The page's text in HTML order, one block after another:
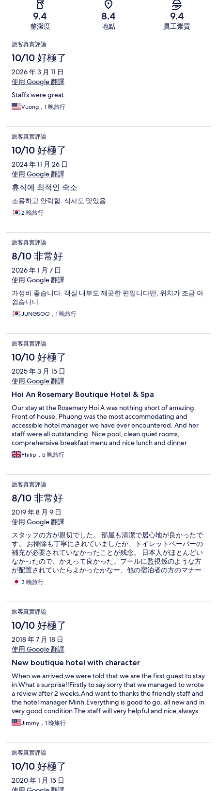
9.4
整潔度
8.4
地點
9.4
員工素質
評
論
旅客真實評論
10/10 好極了
2026 年 3 月 11 日
使用 Google 翻譯
Staffs were great.
Vuong，1 晚旅行
旅客真實評論
10/10 好極了
2024 年 11 月 26 日
使用 Google 翻譯
휴식에 최적인 숙소
조용하고 안락함. 식사도 맛있음.
2 晚旅行
旅客真實評論
8/10 非常好
2026 年 1 月 7 日
使用 Google 翻譯
가성비 좋습니다. 객실 내부도 깨끗한 편입니다만, 위치가 조금 아
쉽습니다.
JUNGSOO，1 晚旅行
旅客真實評論
10/10 好極了
2025 年 3 月 15 日
使用 Google 翻譯
Hoi An Rosemary Boutique Hotel & Spa
Our stay at the Rosemary Hoi A was nothing short of amazing.
Front of house, Phuong was the most accommodating and
accessible hotel manager we have ever encountered. And her
staff were all outstanding. Nice pool, clean quiet rooms,
comprehensive breakfast menu and nice lunch and dinner
menu. Highly recommend this hotel if you are staying in Hoi An.
Philip，5 晚旅行
旅客真實評論
8/10 非常好
2019 年 8 月 9 日
使用 Google 翻譯
スタッフの方が親切でした。 部屋も清潔で居心地が良かったで
す。 お掃除も丁寧にされていましたが、トイレットペーパーの
補充が必要されていなかったことが残念。 日本人がほとんどい
なかったので、かえって良かった。プールに監視係のような方
が配置されていたらよかったかなー、他の宿泊者の方のマナー
が気になりました。また来たいです(^-^)
3 晚旅行
旅客真實評論
10/10 好極了
2018 年 7 月 18 日
使用 Google 翻譯
New boutique hotel with character
When we arrived,we were told that we are the first guest to stay
in.What a surprise!!Firstly to say sorry that we managed to wrote
a review after 2 weeks.And want to thanks the friendly staff and
the hotel manager Minh.Everything is good to go, all new and in
very good condition.The staff will very helpful and nice,always
smile and attend to assist us promthly when needed.Thanks
again for upgrading to exclusive room and also the preparation
coming to hoi an.
Jimmy，1 晚旅行
旅客真實評論
10/10 好極了
2020 年 1 月 15 日